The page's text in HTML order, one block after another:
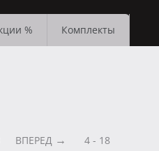
% Комплекты
ВПЕРЕД 4 - 18